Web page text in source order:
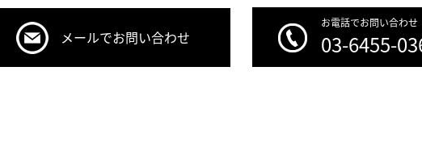
メールでお問い合わせ
お電話でお問い合わせ
03-6455-